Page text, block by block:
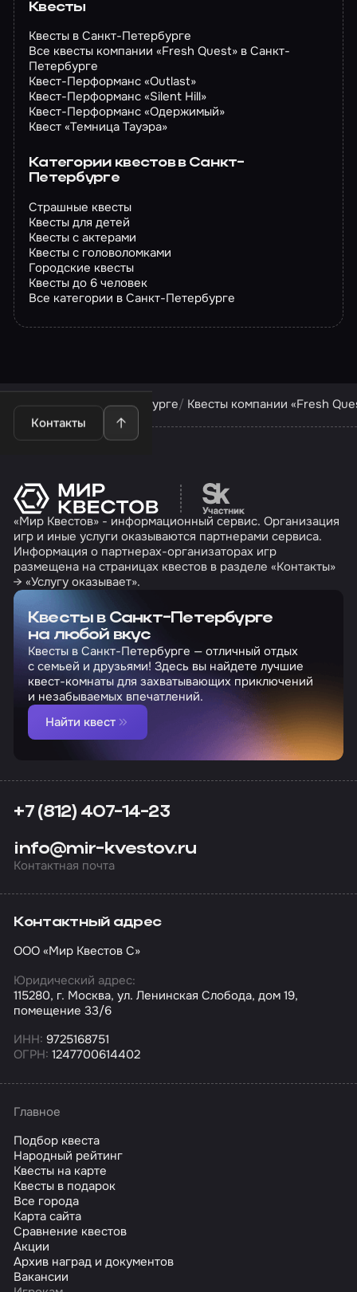
Квесты
Квесты в Санкт-Петербурге
Все квесты компании «Fresh Quest» в Санкт-
Петербурге
Квест-Перформанс «Outlast»
Квест-Перформанс «Silent Hill»
Квест-Перформанс «Одержимый»
Квест «Темница Тауэра»
Категории квестов в Санкт-
Петербурге
Страшные квесты
Квесты для детей
Квесты с актерами
Квесты с головоломками
Городские квесты
Квесты до 6 человек
Все категории в Санкт-Петербурге
Контакты
Квесты в Санкт-Петербурге Квесты компании «Fresh
Перейти на сайт
«Мир Квестов» - информационный сервис. Организация
игр и иные услуги оказываются партнерами сервиса.
Информация о партнерах-организаторах игр
размещена на страницах квестов в разделе «Контакты»
→ «Услугу оказывает».
Квесты в Санкт-Петербурге
на любой вкус
Квесты в Санкт-Петербурге — отличный отдых
с семьей и друзьями! Здесь вы найдете лучшие
квест-комнаты для захватывающих приключений
и незабываемых впечатлений.
Найти квест
+7 (812) 407-14-23
info@mir-kvestov.ru
Контактная почта
Контактный адрес
ООО «Мир Квестов С»
Юридический адрес:
115280, г. Москва, ул. Ленинская Слобода, дом 19,
помещение 33/6
ИНН: 9725168751
ОГРН: 1247700614402
Главное
Подбор квеста
Народный рейтинг
Квесты на карте
Квесты в подарок
Все города
Карта сайта
Сравнение квестов
Акции
Архив наград и документов
Вакансии